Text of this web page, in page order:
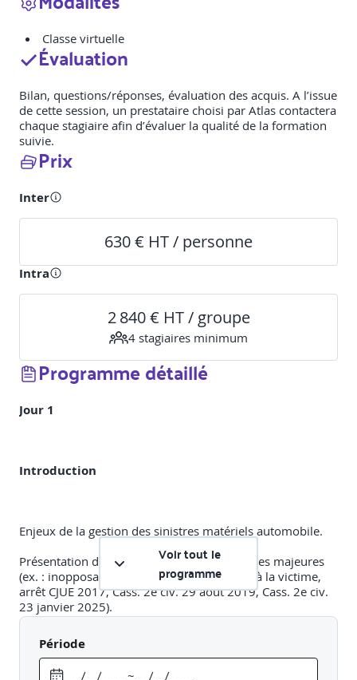
Classe virtuelle
Évaluation
Bilan, questions/réponses, évaluation des acquis. A l’issue
de cette session, un prestataire choisi par Atlas contactera
chaque stagiaire afin d’évaluer la qualité de la formation
suivie.
Prix
Inter
630 € HT / personne
Intra
2 840 € HT / groupe
4 stagiaires minimum
Programme détaillé
Jour 1
Introduction
Enjeux de la gestion des sinistres matériels automobile.
Présentation des évolutions jurisprudentielles majeures
(ex. : inopposabilité de la nullité du contrat à la victime,
arrêt CJUE 2017, Cass. 2e civ. 29 août 2019, Cass. 2e civ.
23 janvier 2025).
Instruire le dossier de sinistre
Voir tout le
programme
Période